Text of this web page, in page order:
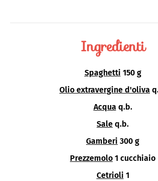
Ingredienti
Spaghetti 150 g
Olio extravergine d'oliva
Acqua q.b.
Sale q.b.
Gamberi 300 g
Prezzemolo 1 cucchiaio
Cetrioli 1